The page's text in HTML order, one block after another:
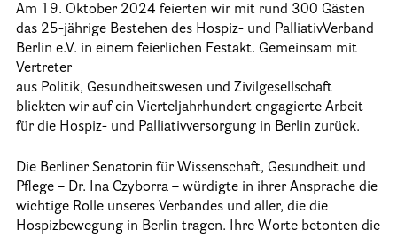
Betreuung im Pflegeheim
Betreuung im stationären Hospiz
Kinder und Jugendliche
Betreuung im Krankenhaus
Flyer und Broschüren zum Download
Veranstaltungen
Am 19. Oktober 2024 feierten wir mit rund 300 Gästen
das 25-jährige Bestehen des Hospiz- und PalliativVerband
Berlin e.V. in einem feierlichen Festakt. Gemeinsam mit
Vertreter
aus Politik, Gesundheitswesen und Zivilgesellschaft
blickten wir auf ein Vierteljahrhundert engagierte Arbeit
für die Hospiz- und Palliativversorgung in Berlin zurück.
Die Berliner Senatorin für Wissenschaft, Gesundheit und
Pflege – Dr. Ina Czyborra – würdigte in ihrer Ansprache die
wichtige Rolle unseres Verbandes und aller, die die
Hospizbewegung in Berlin tragen. Ihre Worte betonten die